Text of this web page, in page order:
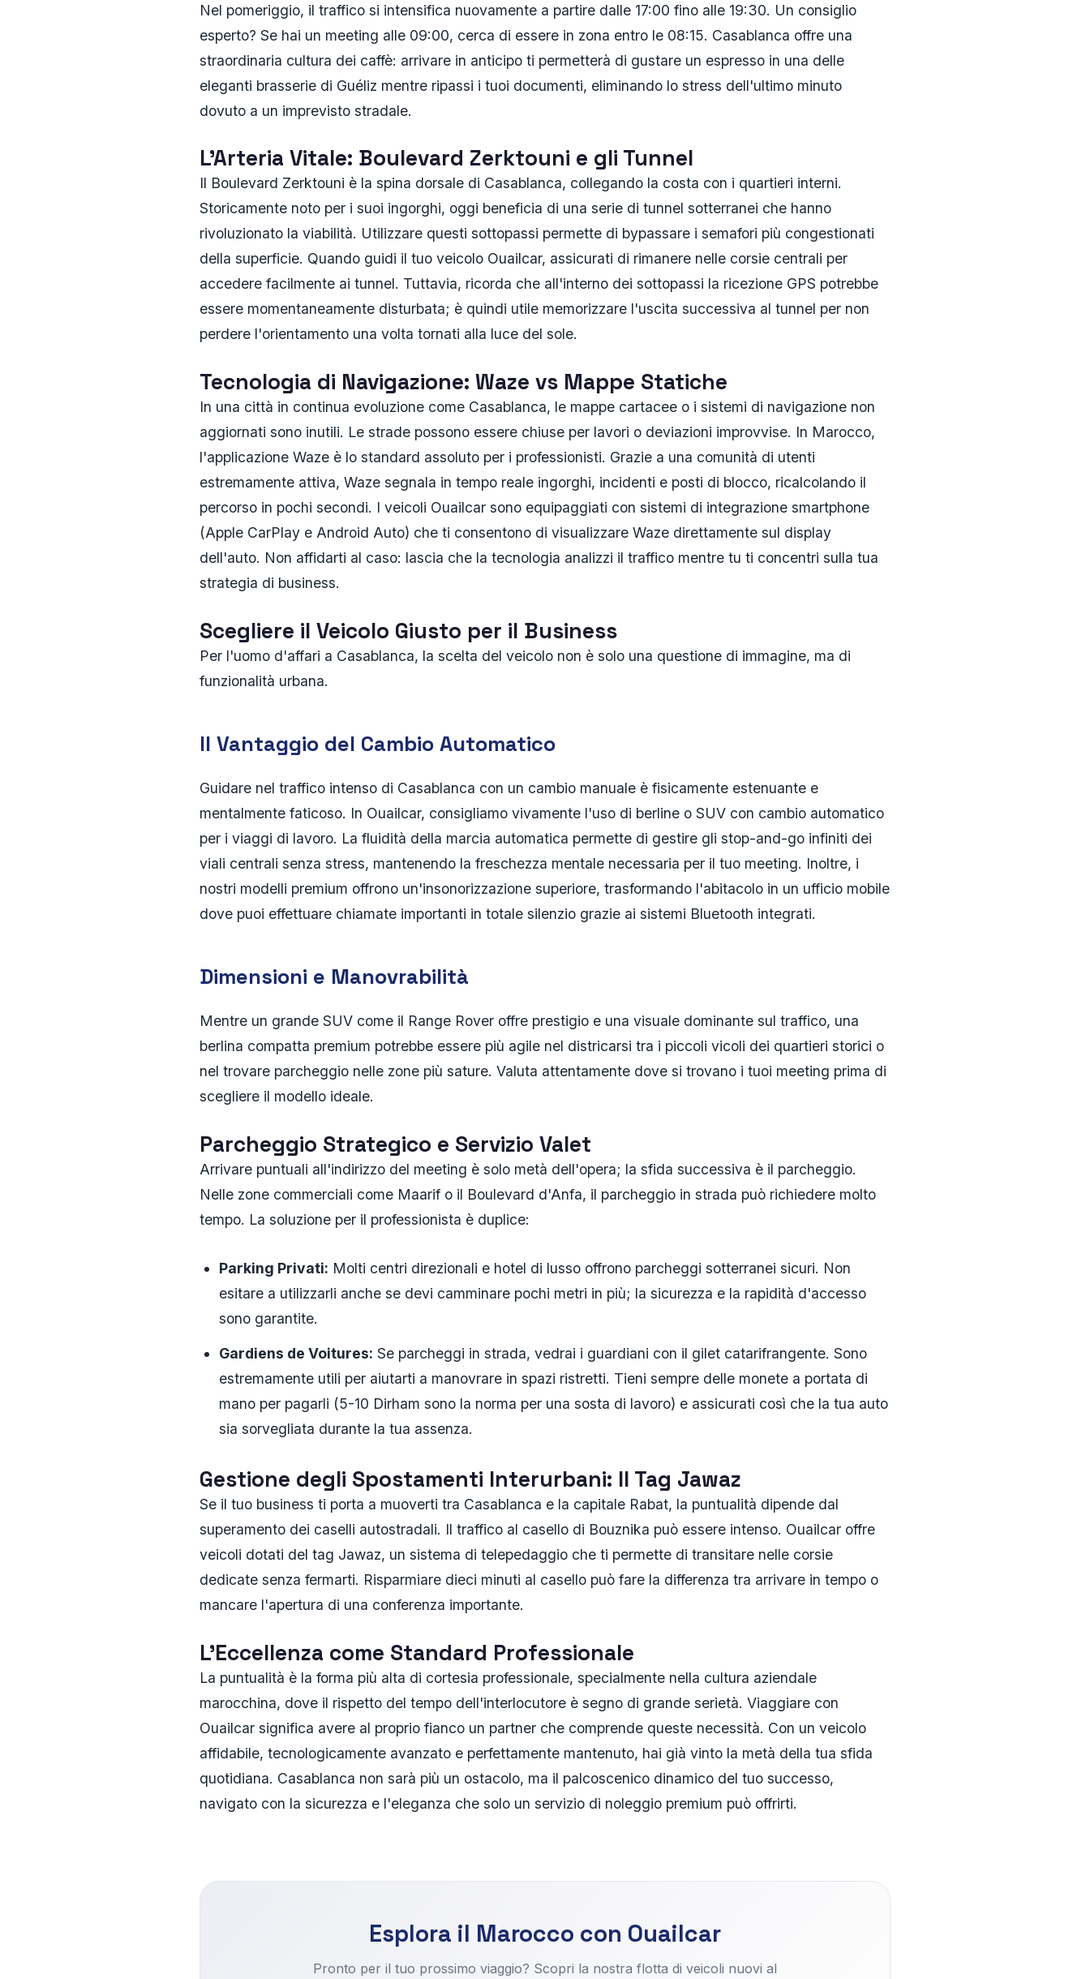
Nel pomeriggio, il traffico si intensifica nuovamente a partire dalle 17:00 fino alle 19:30. Un consiglio
esperto? Se hai un meeting alle 09:00, cerca di essere in zona entro le 08:15. Casablanca offre una
straordinaria cultura dei caffè: arrivare in anticipo ti permetterà di gustare un espresso in una delle
eleganti brasserie di Guéliz mentre ripassi i tuoi documenti, eliminando lo stress dell'ultimo minuto
dovuto a un imprevisto stradale.
L'Arteria Vitale: Boulevard Zerktouni e gli Tunnel
Il Boulevard Zerktouni è la spina dorsale di Casablanca, collegando la costa con i quartieri interni.
Storicamente noto per i suoi ingorghi, oggi beneficia di una serie di tunnel sotterranei che hanno
rivoluzionato la viabilità. Utilizzare questi sottopassi permette di bypassare i semafori più congestionati
della superficie. Quando guidi il tuo veicolo Ouailcar, assicurati di rimanere nelle corsie centrali per
accedere facilmente ai tunnel. Tuttavia, ricorda che all'interno dei sottopassi la ricezione GPS potrebbe
essere momentaneamente disturbata; è quindi utile memorizzare l'uscita successiva al tunnel per non
perdere l'orientamento una volta tornati alla luce del sole.
Tecnologia di Navigazione: Waze vs Mappe Statiche
In una città in continua evoluzione come Casablanca, le mappe cartacee o i sistemi di navigazione non
aggiornati sono inutili. Le strade possono essere chiuse per lavori o deviazioni improvvise. In Marocco,
l'applicazione Waze è lo standard assoluto per i professionisti. Grazie a una comunità di utenti
estremamente attiva, Waze segnala in tempo reale ingorghi, incidenti e posti di blocco, ricalcolando il
percorso in pochi secondi. I veicoli Ouailcar sono equipaggiati con sistemi di integrazione smartphone
(Apple CarPlay e Android Auto) che ti consentono di visualizzare Waze direttamente sul display
dell'auto. Non affidarti al caso: lascia che la tecnologia analizzi il traffico mentre tu ti concentri sulla tua
strategia di business.
Scegliere il Veicolo Giusto per il Business
Per l'uomo d'affari a Casablanca, la scelta del veicolo non è solo una questione di immagine, ma di
funzionalità urbana.
Il Vantaggio del Cambio Automatico
Guidare nel traffico intenso di Casablanca con un cambio manuale è fisicamente estenuante e
mentalmente faticoso. In Ouailcar, consigliamo vivamente l'uso di berline o SUV con cambio automatico
per i viaggi di lavoro. La fluidità della marcia automatica permette di gestire gli stop-and-go infiniti dei
viali centrali senza stress, mantenendo la freschezza mentale necessaria per il tuo meeting. Inoltre, i
nostri modelli premium offrono un'insonorizzazione superiore, trasformando l'abitacolo in un ufficio mobile
dove puoi effettuare chiamate importanti in totale silenzio grazie ai sistemi Bluetooth integrati.
Dimensioni e Manovrabilità
Mentre un grande SUV come il Range Rover offre prestigio e una visuale dominante sul traffico, una
berlina compatta premium potrebbe essere più agile nel districarsi tra i piccoli vicoli dei quartieri storici o
nel trovare parcheggio nelle zone più sature. Valuta attentamente dove si trovano i tuoi meeting prima di
scegliere il modello ideale.
Parcheggio Strategico e Servizio Valet
Arrivare puntuali all'indirizzo del meeting è solo metà dell'opera; la sfida successiva è il parcheggio.
Nelle zone commerciali come Maarif o il Boulevard d'Anfa, il parcheggio in strada può richiedere molto
tempo. La soluzione per il professionista è duplice:
Parking Privati: Molti centri direzionali e hotel di lusso offrono parcheggi sotterranei sicuri. Non
esitare a utilizzarli anche se devi camminare pochi metri in più; la sicurezza e la rapidità d'accesso
sono garantite.
Gardiens de Voitures: Se parcheggi in strada, vedrai i guardiani con il gilet catarifrangente. Sono
estremamente utili per aiutarti a manovrare in spazi ristretti. Tieni sempre delle monete a portata di
mano per pagarli (5-10 Dirham sono la norma per una sosta di lavoro) e assicurati così che la tua auto
sia sorvegliata durante la tua assenza.
Gestione degli Spostamenti Interurbani: Il Tag Jawaz
Se il tuo business ti porta a muoverti tra Casablanca e la capitale Rabat, la puntualità dipende dal
superamento dei caselli autostradali. Il traffico al casello di Bouznika può essere intenso. Ouailcar offre
veicoli dotati del tag Jawaz, un sistema di telepedaggio che ti permette di transitare nelle corsie
dedicate senza fermarti. Risparmiare dieci minuti al casello può fare la differenza tra arrivare in tempo o
mancare l'apertura di una conferenza importante.
L'Eccellenza come Standard Professionale
La puntualità è la forma più alta di cortesia professionale, specialmente nella cultura aziendale
marocchina, dove il rispetto del tempo dell'interlocutore è segno di grande serietà. Viaggiare con
Ouailcar significa avere al proprio fianco un partner che comprende queste necessità. Con un veicolo
affidabile, tecnologicamente avanzato e perfettamente mantenuto, hai già vinto la metà della tua sfida
quotidiana. Casablanca non sarà più un ostacolo, ma il palcoscenico dinamico del tuo successo,
navigato con la sicurezza e l'eleganza che solo un servizio di noleggio premium può offrirti.
Esplora il Marocco con Ouailcar
Pronto per il tuo prossimo viaggio? Scopri la nostra flotta di veicoli nuovi al